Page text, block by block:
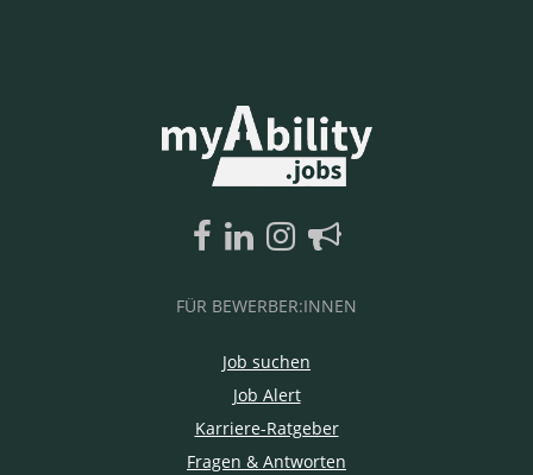
FÜR BEWERBER:INNEN
Job suchen
Job Alert
Karriere-Ratgeber
Fragen & Antworten